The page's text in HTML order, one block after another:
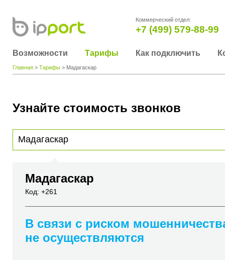
Коммерческий отдел:
+7 (499) 579-88-99
Возможности Тарифы Как подключить
Главная > Тарифы > Мадагаскар
Узнайте стоимость звонков
Мадагаскар
Код: +261
В связи с риском
не осуществляются